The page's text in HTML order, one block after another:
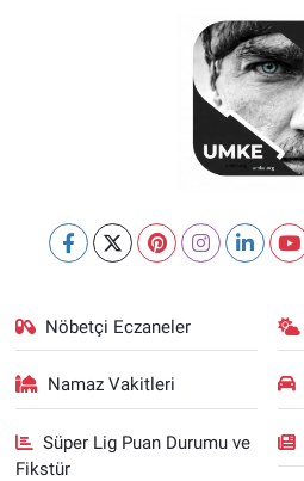
Nöbetçi Eczaneler
Namaz Vakitleri
Süper Lig Puan Durumu ve
Fikstür